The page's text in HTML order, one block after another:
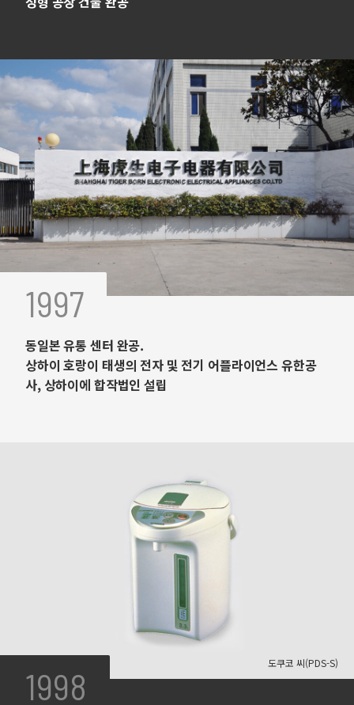
1997
동일본 유통 센터 완공.
상하이 호랑이 태생의 전자 및 전기 어플라이언스 유한공
사, 상하이에 합작법인 설립
도쿠코 씨(PDS-S)
1998